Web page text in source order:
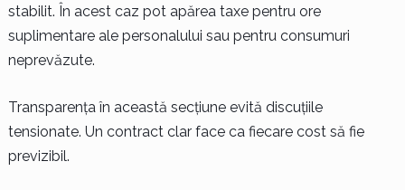
stabilit. În acest caz pot apărea taxe pentru ore
suplimentare ale personalului sau pentru consumuri
neprevăzute.
Transparența în această secțiune evită discuțiile
tensionate. Un contract clar face ca fiecare cost să fie
previzibil.